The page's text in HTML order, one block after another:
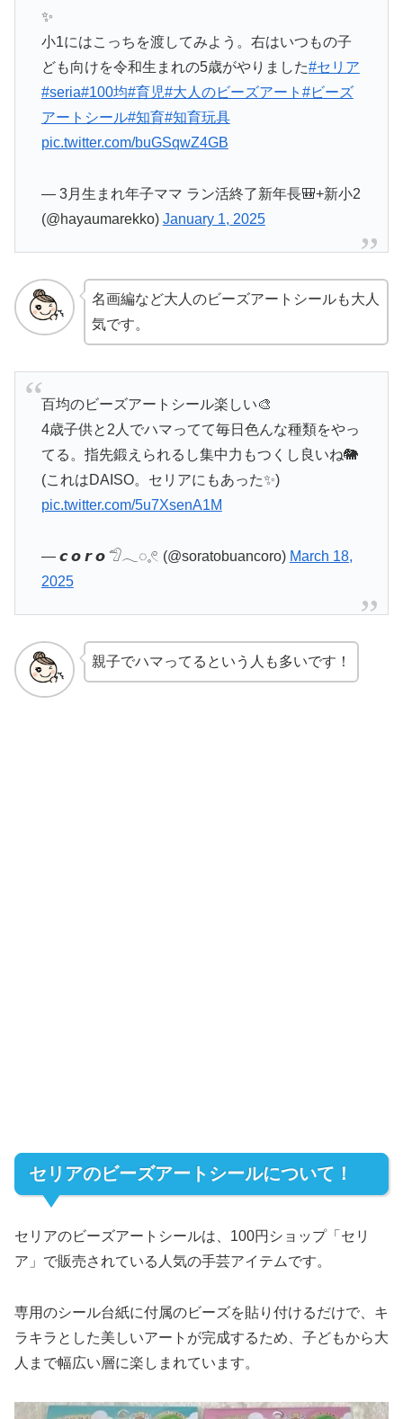
✨
小1にはこっちを渡してみよう。右はいつもの子
ども向けを令和生まれの5歳がやりました#セリア
#seria#100均#育児#大人のビーズアート #ビーズ
アートシール#知育#知育玩具
pic.twitter.com/buGSqwZ4GB
— 3月生まれ年子ママ ラン活終了新年長🎒+新小2
(@hayaumarekko) January 1, 2025
名画編など大人のビーズアートシールも大人
気です。
百均のビーズアートシール楽しい🎨
4歳子供と2人でハマってて毎日色んな種類をやっ
てる。指先鍛えられるし集中力もつくし良いね🐘
(これはDAISO。セリアにもあった✨)
pic.twitter.com/5u7XsenA1M
— 𝙘 𝙤 𝙧 𝙤 𓅿𓂃◌𓈒𓏲 (@soratobuancoro) March 18,
2025
親子でハマってるという人も多いです！
セリアのビーズアートシールについて！
セリアのビーズアートシールは、100円ショップ「セリ
ア」で販売されている人気の手芸アイテムです。
専用のシール台紙に付属のビーズを貼り付けるだけで、キ
ラキラとした美しいアートが完成するため、子どもから大
人まで幅広い層に楽しまれています。